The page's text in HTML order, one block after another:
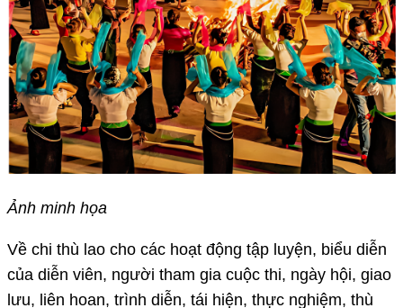
Ảnh minh họa
Về chi thù lao cho các hoạt động tập luyện, biểu diễn
của diễn viên, người tham gia cuộc thi, ngày hội, giao
lưu, liên hoan, trình diễn, tái hiện, thực nghiệm, thù